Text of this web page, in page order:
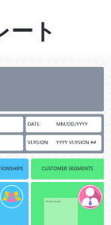
ート